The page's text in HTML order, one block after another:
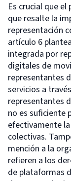
Es crucial que
que resalte la
representación
artículo 6
integrada por
digitales de
representantes
servicios a
representantes
no es suficiente
efectivamente
colectivas.
mención a la
refieren a los
de plataformas